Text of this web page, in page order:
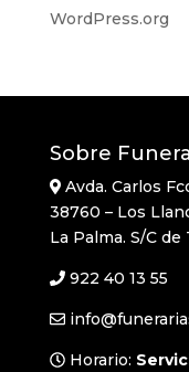
WordPress.org
Sobre
Avda. Carlos
38760 – Los
La Palma. S/C
922 40 13 55
Horario: